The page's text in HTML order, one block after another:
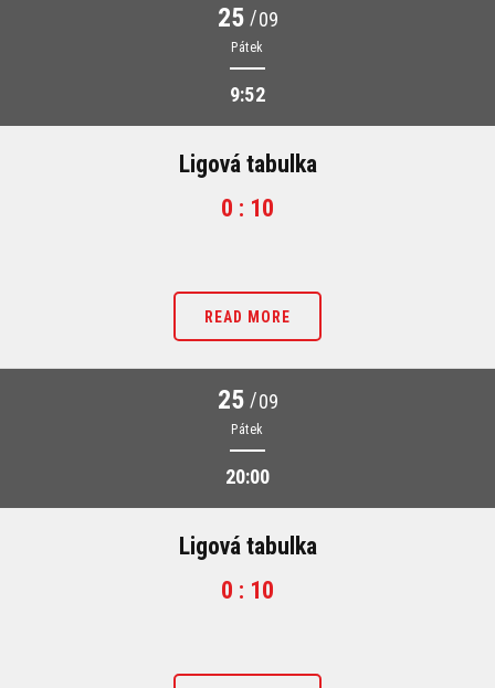
25 /09
Pátek
9:52
Ligová tabulka
0 : 10
READ MORE
25 /09
Pátek
20:00
Ligová tabulka
0 : 10